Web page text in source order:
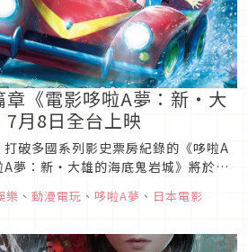
章《電影哆啦A夢：新‧大
月8日全台上映
破多國系列影史票房紀錄的《哆啦A
A夢：新‧大雄的海底鬼岩城》將於本
岩城》故事描述大雄一行人利用暑假
樂 、 動漫電玩 、 哆啦A夢 、 日本電影